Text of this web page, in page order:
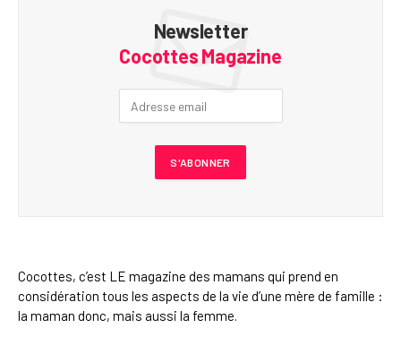
Newsletter
Cocottes Magazine
Cocottes, c’est LE magazine des mamans qui prend en
considération tous les aspects de la vie d’une mère de famille :
la maman donc, mais aussi la femme.